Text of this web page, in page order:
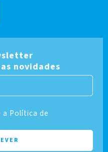
novidades
Política de